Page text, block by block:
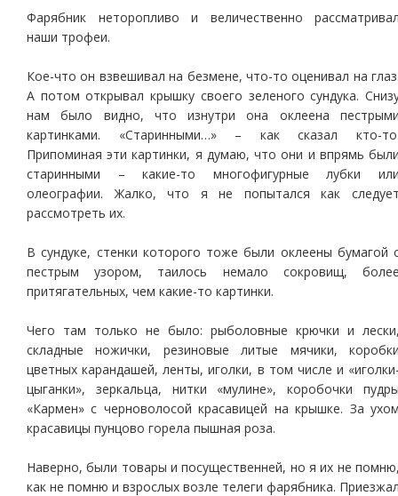
Фарябник неторопливо и величественно
наши трофеи.
Кое-что он взвешивал на безмене, что-то оценивал на
А потом открывал крышку своего зеленого сундука.
нам было видно, что изнутри она оклеена
картинками. «Старинными…» – как сказал кто-
Припоминая эти картинки, я думаю, что они и впрямь
старинными – какие-то многофигурные лубки
олеографии. Жалко, что я не попытался как
рассмотреть их.
В сундуке, стенки которого тоже были оклеены бумагой
пестрым узором, таилось немало сокровищ,
притягательных, чем какие-то картинки.
Чего там только не было: рыболовные крючки и
складные ножички, резиновые литые мячики,
цветных карандашей, ленты, иголки, в том числе и
цыганки», зеркальца, нитки «мулине», коробочки
«Кармен» с черноволосой красавицей на крышке. За
красавицы пунцово горела пышная роза.
Наверно, были товары и посущественней, но я их не
как не помню и взрослых возле телеги фарябника.